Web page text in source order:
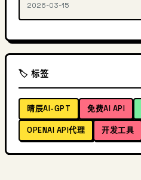
2026-03-15
🏷️ 标签
晴辰AI-GPT 免费AI API
OPENAI API代理 开发工具